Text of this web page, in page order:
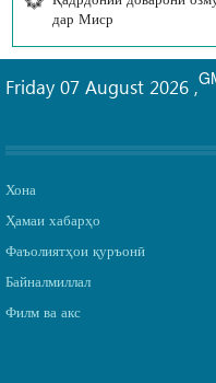
дар Миср
Friday 07 August 2026 ,
Хона
Ҳамаи хабарҳо
Фаъолиятҳои қуръонӣ
Байналмиллал
Филм ва акс